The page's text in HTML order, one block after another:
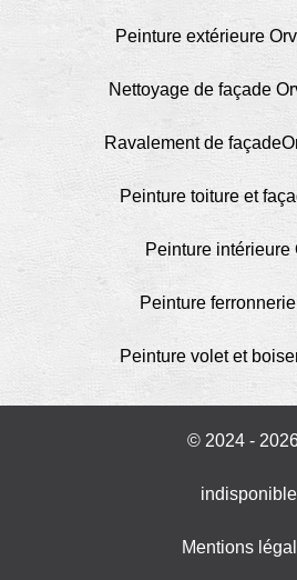
Peinture extérieure
Nettoyage de façade
Ravalement de
Peinture toiture et
Peinture intérieure
Peinture
Peinture volet et
© 2024 -
indisponible
Mentions